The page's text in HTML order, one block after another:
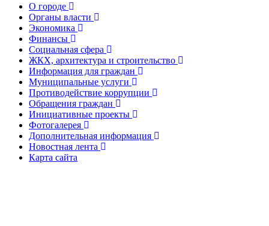
О городе
Органы власти
Экономика
Финансы
Социальная сфера
ЖКХ, архитектура и строительство
Информация для граждан
Муниципальные услуги
Противодействие коррупции
Обращения граждан
Инициативные проекты
Фотогалерея
Дополнительная информация
Новостная лента
Карта сайта